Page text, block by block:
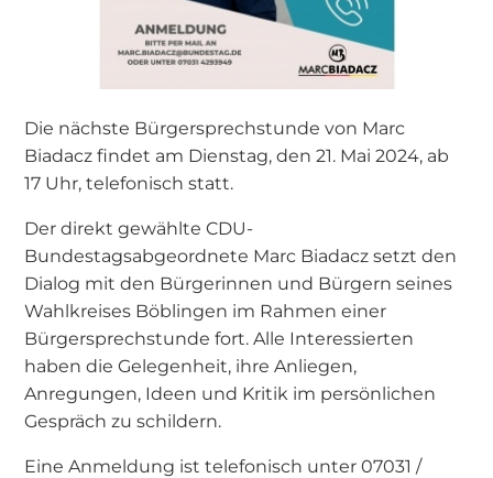
Die nächste Bürgersprechstunde von Marc
Biadacz findet am Dienstag, den 21. Mai 2024, ab
17 Uhr, telefonisch statt.
Der direkt gewählte CDU-
Bundestagsabgeordnete Marc Biadacz setzt den
Dialog mit den Bürgerinnen und Bürgern seines
Wahlkreises Böblingen im Rahmen einer
Bürgersprechstunde fort. Alle Interessierten
haben die Gelegenheit, ihre Anliegen,
Anregungen, Ideen und Kritik im persönlichen
Gespräch zu schildern.
Eine Anmeldung ist telefonisch unter 07031 /